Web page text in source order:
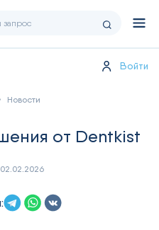
Войти
Новости
от Dentkist
02.02.2026